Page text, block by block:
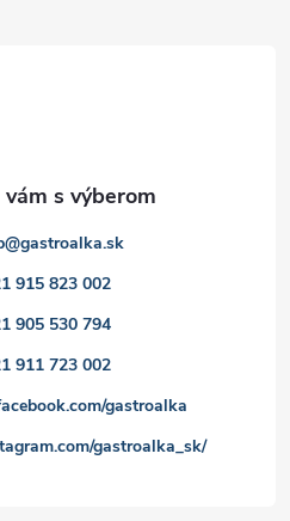
@gastroalka.sk
915 823 002
905 530 794
911 723 002
gastroalka
gastroalka_sk/